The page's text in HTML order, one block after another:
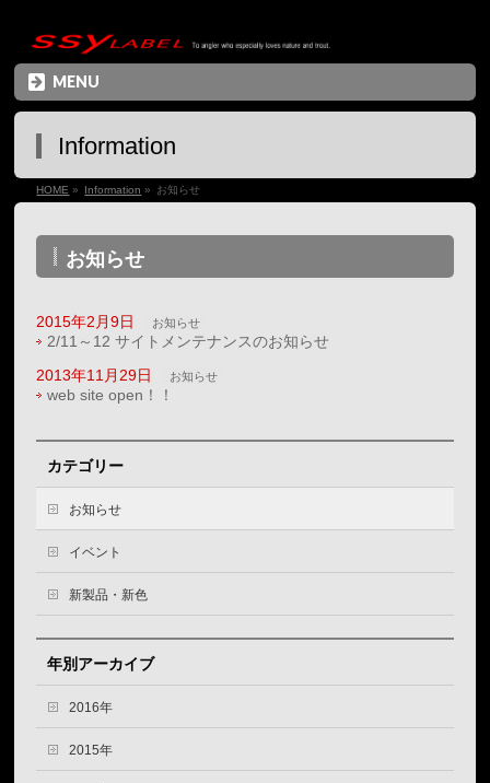
MENU
Information
HOME » Information » お知らせ
お知らせ
2015年2月9日 お知らせ
2/11～12 サイトメンテナンスのお知らせ
2013年11月29日
お知らせ
web site open！！
カテゴリー
お知らせ
イベント
新製品・新色
年別アーカイブ
2016年
2015年